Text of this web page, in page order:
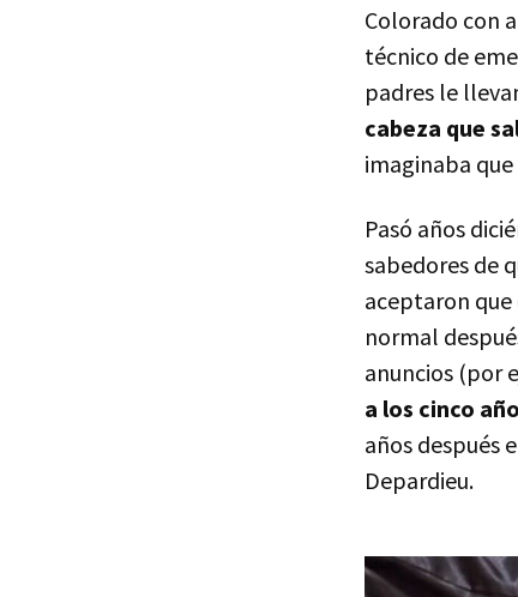
Colorado con
técnico de
padres le
cabeza que
imaginaba
Pasó años
sabedores de
aceptaron que
normal
anuncios (por
a los cinco
años después
Depardieu.